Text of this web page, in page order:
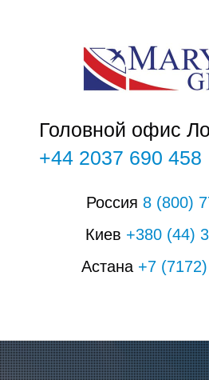
Головной офис
+44 2037 690 458
Россия 8 (800)
Киев +380 (44)
Астана +7 (7172)
К